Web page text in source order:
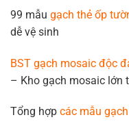
99 mẫu gạch thẻ ốp
dễ vệ sinh
BST gạch mosaic độc
– Kho gạch mosaic lớn
Tổng hợp các mẫu